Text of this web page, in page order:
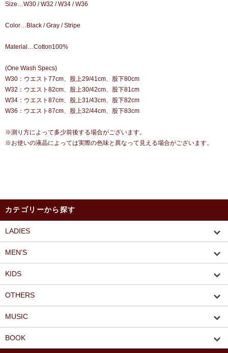
Size…W30 / W32 / W34 / W36
Color…Black / Gray / Stripe
Material…Cotton100%
(One Wash Specs)
W30：ウエスト77cm、股上29/41cm、股下80cm
W32：ウエスト82cm、股上30/42cm、股下81cm
W34：ウエスト87cm、股上31/43cm、股下82cm
W36：ウエスト87cm、股上32/44cm、股下83cm
※測り方によって多少前後する場合がございます。
※お使いの液晶によっては実際の色味と異なって見える場合がございます。
カテゴリーから探す
LADIES
MEN’S
KIDS
OTHERS
MUSIC
BOOK